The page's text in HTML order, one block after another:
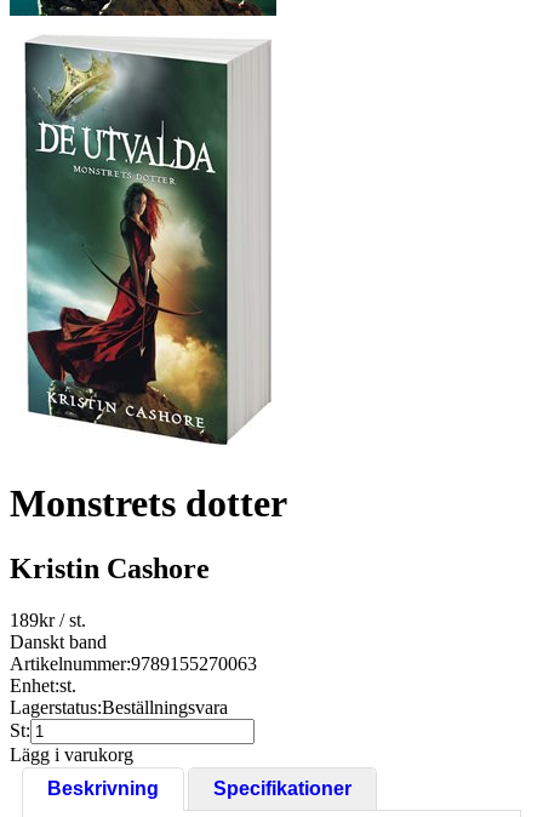
Monstrets dotter
Kristin Cashore
189kr/ st.
Danskt band
Artikelnummer:9789155270063
Enhet:st.
Lagerstatus:Beställningsvara
St:
Lägg i varukorg
Beskrivning
Specifikationer